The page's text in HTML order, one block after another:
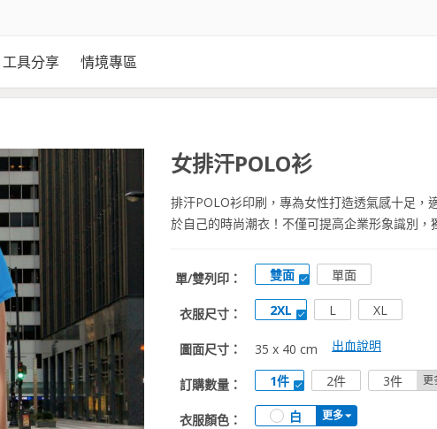
工具分享 情境專區
女排汗POLO衫
排汗POLO衫印刷，專為女性打造透氣感十足
於自己的時尚潮衣！不僅可提高企業形象識別
單/雙列印： 雙面 單面
衣服尺寸： 2XL L XL
圖面尺寸： 35 x 40 cm 出血說明
訂購數量： 1件 2件 3件 更
衣服顏色： 白 更多